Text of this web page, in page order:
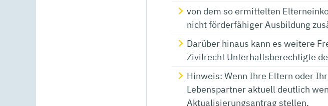
von dem so ermittelten
nicht förderfähiger Ausbildung
Darüber hinaus kann es weitere
Zivilrecht Unterhaltsberechtigte
Hinweis: Wenn Ihre Eltern oder
Lebenspartner aktuell deutlich
Aktualisierungsantrag stellen.